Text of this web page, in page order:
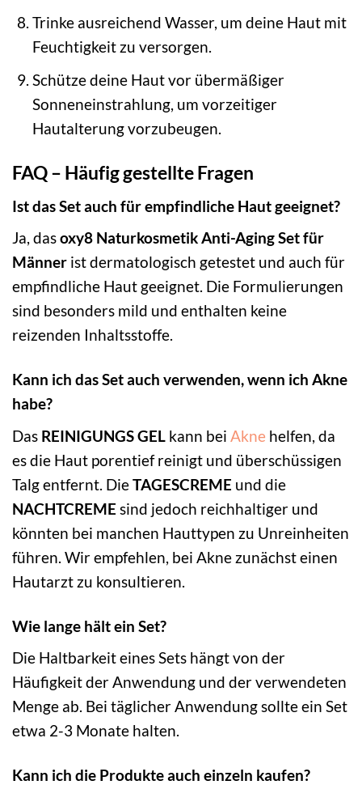
Trinke ausreichend Wasser, um deine Haut mit
Feuchtigkeit zu versorgen.
Schütze deine Haut vor übermäßiger
Sonneneinstrahlung, um vorzeitiger
Hautalterung vorzubeugen.
FAQ – Häufig gestellte Fragen
Ist das Set auch für empfindliche Haut geeignet?
Ja, dasoxy8 Naturkosmetik Anti-Aging Set für
Männer ist dermatologisch getestet und auch für
empfindliche Haut geeignet. Die Formulierungen
sind besonders mild und enthalten keine
reizenden Inhaltsstoffe.
Kann ich das Set auch verwenden, wenn ich Akne
habe?
Das REINIGUNGS GEL kann bei Akne helfen, da
es die Haut porentief reinigt und überschüssigen
Talg entfernt. DieTAGESCREME und die
NACHTCREME sind jedoch reichhaltiger und
könnten bei manchen Hauttypen zu Unreinheiten
führen. Wir empfehlen, bei Akne zunächst einen
Hautarzt zu konsultieren.
Wie lange hält ein Set?
Die Haltbarkeit eines Sets hängt von der
Häufigkeit der Anwendung und der verwendeten
Menge ab. Bei täglicher Anwendung sollte ein Set
etwa 2-3 Monate halten.
Kann ich die Produkte auch einzeln kaufen?